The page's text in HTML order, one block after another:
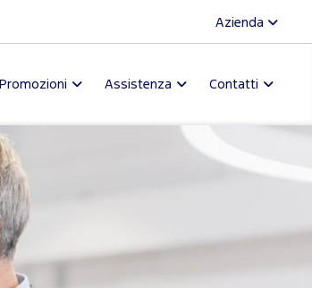
Azienda
Promozioni Assistenza Contatti